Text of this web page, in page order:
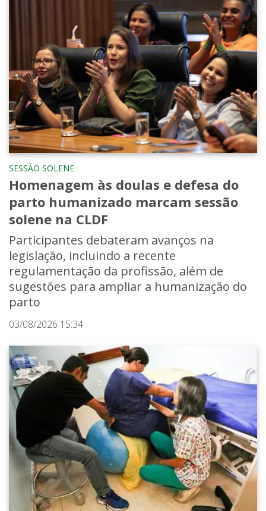
SESSÃO SOLENE
Homenagem às doulas e defesa do
parto humanizado marcam sessão
solene na CLDF
Participantes debateram avanços na
legislação, incluindo a recente
regulamentação da profissão, além de
sugestões para ampliar a humanização do
parto
03/08/2026 15:34